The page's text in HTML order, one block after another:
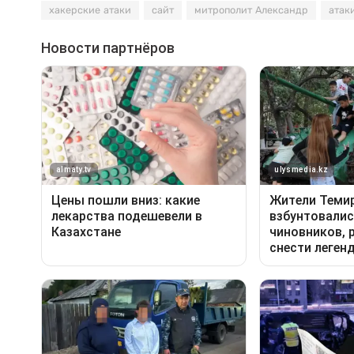
хакерские атаки сайт митрополит Александр